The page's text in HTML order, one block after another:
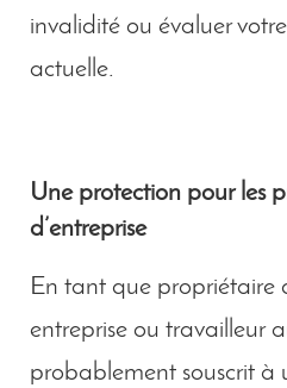
invalidité ou évaluer
actuelle.
Une protection pour les
d’entreprise
En tant que propriétaire
entreprise ou travailleur
probablement souscrit à